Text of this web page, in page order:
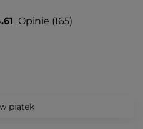
Opinie 165
w piątek